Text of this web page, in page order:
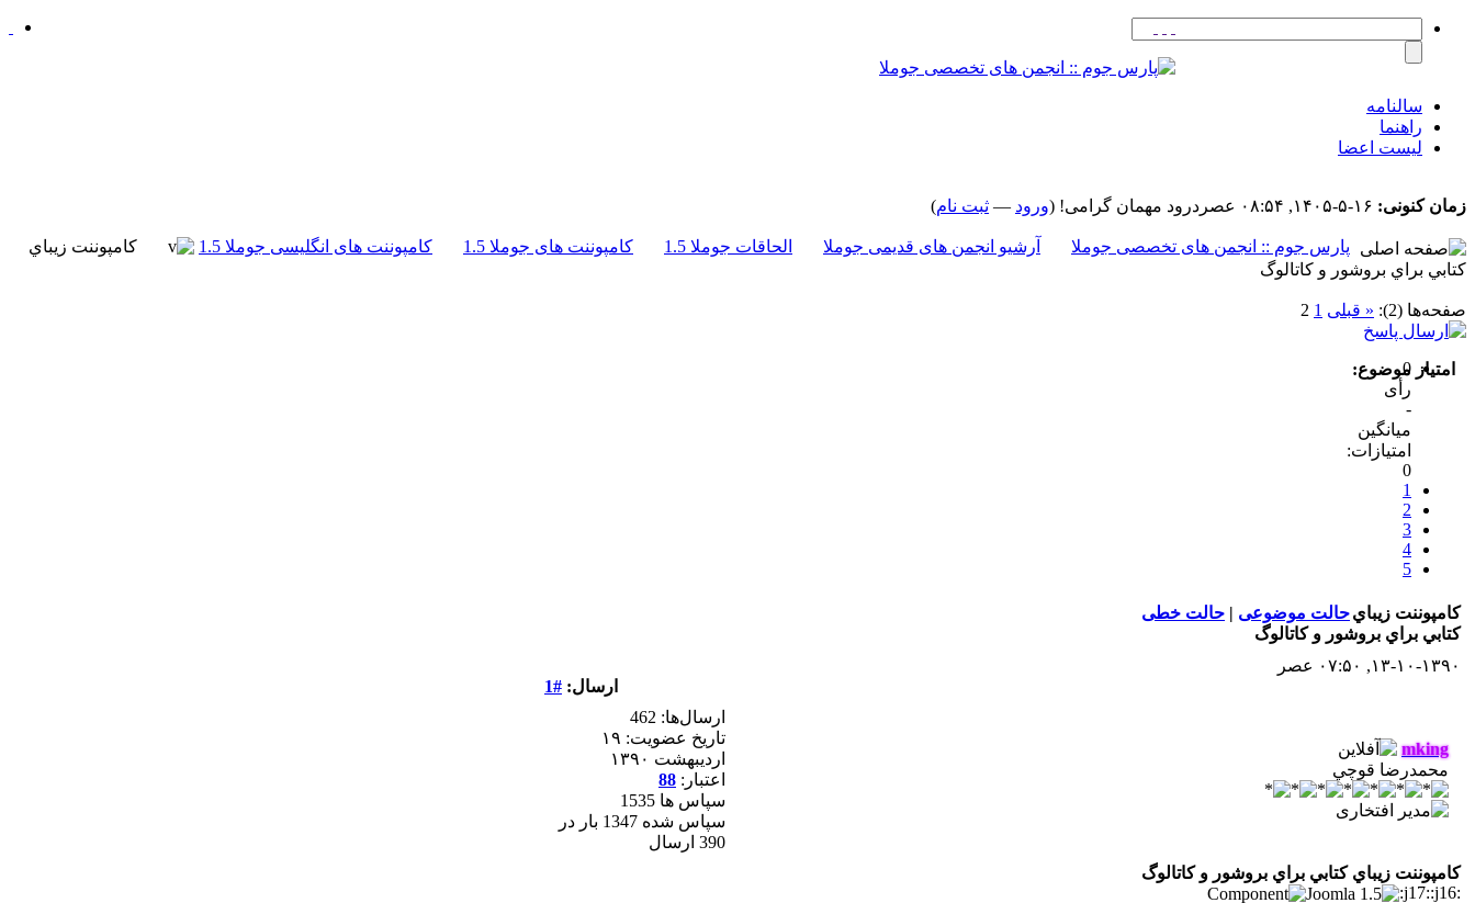
سالنامه
راهنما
لیست اعضا
زمان کنونی: ۱۶-۵-۱۴۰۵, ۰۸:۵۴ عصر درود مهمان گرامی! (ورود — ثبت نام)
پارس جوم :: انجمن های تخصصی جوملا آرشیو انجمن های قدیمی جوملا الحاقات جوملا 1.5 کامپوننت های جوملا 1.5 کامپوننت های انگلیسی جوملا 1.5
کامپوننت زيباي
کتابي براي بروشور و کاتالوگ
صفحه‌ها (2): « قبلی 1
2
امتیاز موضوع:
0
رأی
-
میانگین
امتیازات:
0
1
2
3
4
5
حالت موضوعی | حالت خطی
کامپوننت زيباي
کتابي براي بروشور و کاتالوگ
۱۳-۱۰-۱۳۹۰, ۰۷:۵۰ عصر
ارسال: #1
mking
محمدرضا قوچي
ارسال‌ها: 462
تاریخ عضویت: ۱۹
ارديبهشت ۱۳۹۰
اعتبار: 88
سپاس ها 1535
سپاس شده 1347 بار در
390 ارسال
کامپوننت زيباي کتابي براي بروشور و کاتالوگ
:j17::j16: